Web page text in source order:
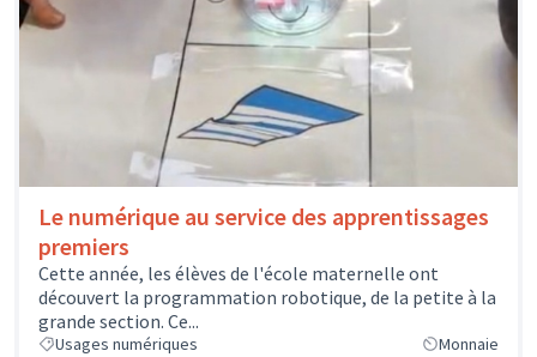
Le numérique au service des apprentissages
premiers
Cette année, les élèves de l'école maternelle ont
découvert la programmation robotique, de la petite à la
grande section. Ce...
Usages numériques Monnaie